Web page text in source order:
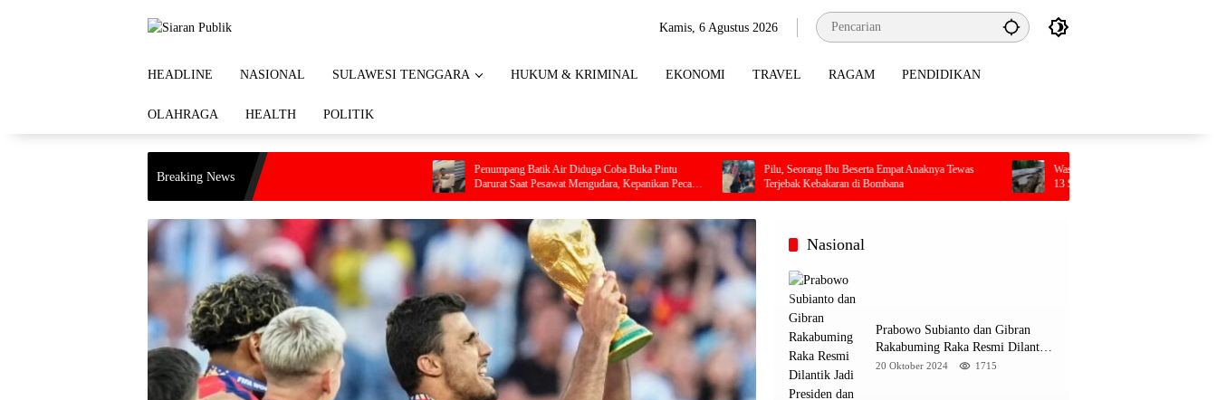
Kamis, 6 Agustus 2026
HEADLINE NASIONAL SULAWESI TENGGARA HUKUM & KRIMINAL EKONOMI TRAVEL RAGAM PENDIDIKAN
OLAHRAGA HEALTH POLITIK
Breaking News
Penumpang Batik Air Diduga Coba Buka Pintu
Darurat Saat Pesawat Mengudara, Kepanikan Pecah
di Dalam Kabin
Pilu, Seorang Ibu Beserta Empat Anaknya Tewas
Terjebak Kebakaran di Bombana
Waspada! BMKG Ungkap Kolaka Utara Dikepung
13 Sesar Aktif, Ratusan Gempa Sudah Terekam
Nasional
Prabowo Subianto dan Gibran
Rakabuming Raka Resmi Dilantik
Jadi Presiden dan Wapres RI
20 Oktober 2024 1715